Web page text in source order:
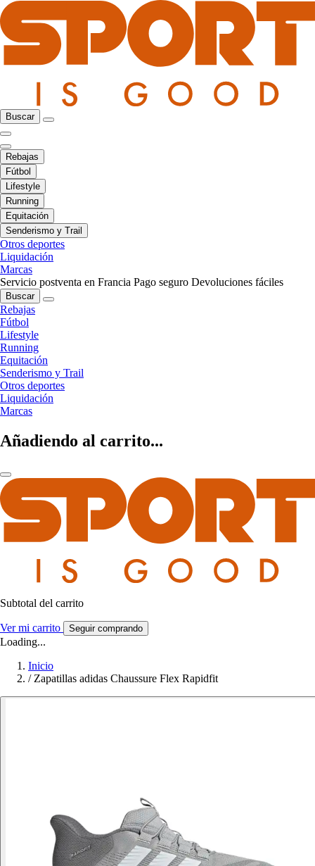
Buscar
Rebajas
Fútbol
Lifestyle
Running
Equitación
Senderismo y Trail
Otros deportes
Liquidación
Marcas
Servicio postventa en Francia Pago seguro Devoluciones fáciles
Buscar
Rebajas
Fútbol
Lifestyle
Running
Equitación
Senderismo y Trail
Otros deportes
Liquidación
Marcas
Añadiendo al carrito...
Subtotal del carrito
Ver mi carrito Seguir comprando
Loading...
Inicio
/ Zapatillas adidas Chaussure Flex Rapidfit